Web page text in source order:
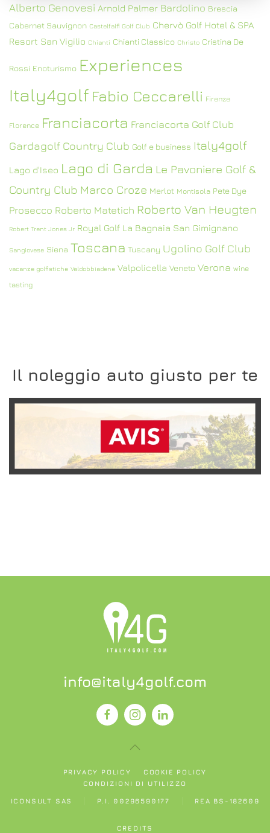
Alberto Genovesi Arnold Palmer Bardolino Brescia
Cabernet Sauvignon Castelfalfi Golf Club Chervò Golf Hotel & SPA
Resort San Vigilio Chianti Chianti Classico Christo Cristina De
Rossi Enoturismo Experiences
Italy4golf Fabio Ceccarelli Firenze
Florence Franciacorta Franciacorta Golf Club
Gardagolf Country Club Golf e business Italy4golf
Lago d'Iseo Lago di Garda Le Pavoniere Golf &
Country Club Marco Croze Merlot Montisola Pete Dye
Prosecco Roberto Matetich Roberto Van Heugten
Robert Trent Jones Jr Royal Golf La Bagnaia San Gimignano
Sangiovese Siena Toscana Tuscany Ugolino Golf Club
vacanze golfistiche Valdobbiadene Valpolicella Veneto Verona wine
tasting
Il noleggio auto giusto per te
SCOPRI L'OFFERTA
info@italy4golf.com
PRIVACY POLICY
COOKIE POLICY
CONDIZIONI DI UTILIZZO
ICONSULT SAS P.I. 00296590177 REA BS-182609
CREDITS